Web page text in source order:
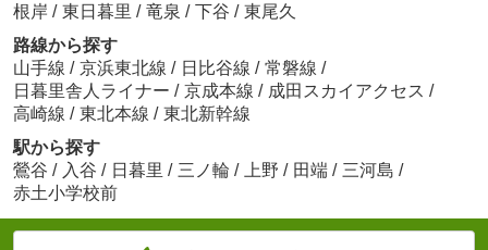
根岸 / 東日暮里 / 竜泉 / 下谷 / 東尾久
路線から探す
山手線 / 京浜東北線 / 日比谷線 / 常磐線 /
日暮里舎人ライナー / 京成本線 / 成田スカイアクセス /
高崎線 / 東北本線 / 東北新幹線
駅から探す
鶯谷 / 入谷 / 日暮里 / 三ノ輪 / 上野 / 田端 / 三河島 /
赤土小学校前